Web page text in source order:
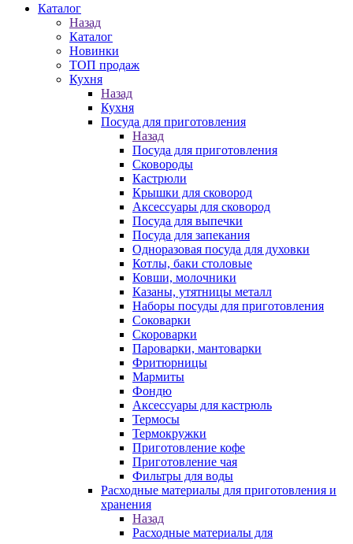
Каталог
Назад
Каталог
Новинки
ТОП продаж
Кухня
Назад
Кухня
Посуда для приготовления
Назад
Посуда для приготовления
Сковороды
Кастрюли
Крышки для сковород
Аксессуары для сковород
Посуда для выпечки
Посуда для запекания
Одноразовая посуда для духовки
Котлы, баки столовые
Ковши, молочники
Казаны, утятницы металл
Наборы посуды для приготовления
Соковарки
Скороварки
Пароварки, мантоварки
Фритюрницы
Мармиты
Фондю
Аксессуары для кастрюль
Термосы
Термокружки
Приготовление кофе
Приготовление чая
Фильтры для воды
Расходные материалы для приготовления и
хранения
Назад
Расходные материалы для